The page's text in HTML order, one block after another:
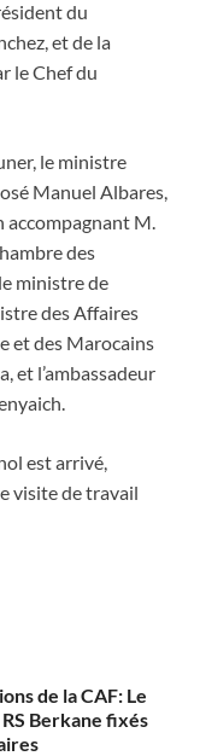
du
et de la
le Chef du
le ministre
Manuel Albares,
accompagnant M.
des
ministre de
des Affaires
et des Marocains
et l’ambassadeur
est arrivé,
visite de travail
de la CAF: Le
Berkane fixés